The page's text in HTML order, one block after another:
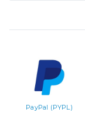
PayPal (PYPL)